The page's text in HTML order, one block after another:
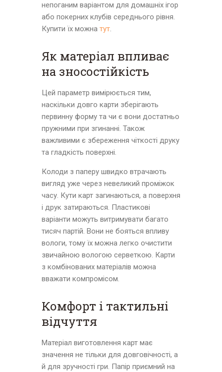
непоганим варіантом для домашніх ігор
або покерних клубів середнього рівня.
Купити їх можна тут.
Як матеріал впливає
на зносостійкість
Цей параметр вимірюється тим,
наскільки довго карти зберігають
первинну форму та чи є вони достатньо
пружними при згинанні. Також
важливими є збереження чіткості друку
та гладкість поверхні.
Колоди з паперу швидко втрачають
вигляд уже через невеликий проміжок
часу. Кути карт загинаються, а поверхня
і друк затираються. Пластикові
варіанти можуть витримувати багато
тисяч партій. Вони не бояться впливу
вологи, тому їх можна легко очистити
звичайною вологою серветкою. Карти
з комбінованих матеріалів можна
вважати компромісом.
Комфорт і тактильні
відчуття
Матеріал виготовлення карт має
значення не тільки для довговічності, а
й для зручності гри. Папір приємний на